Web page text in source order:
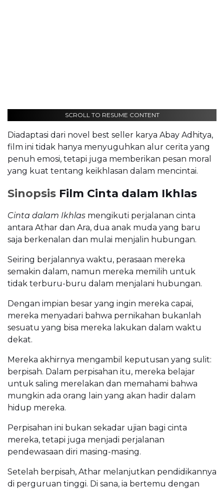
SCROLL TO RESUME CONTENT
Diadaptasi dari novel best seller karya Abay Adhitya,
film ini tidak hanya menyuguhkan alur cerita yang
penuh emosi, tetapi juga memberikan pesan moral
yang kuat tentang keikhlasan dalam mencintai.
Sinopsis Film Cinta dalam Ikhlas
Cinta dalam Ikhlas mengikuti perjalanan cinta
antara Athar dan Ara, dua anak muda yang baru
saja berkenalan dan mulai menjalin hubungan.
Seiring berjalannya waktu, perasaan mereka
semakin dalam, namun mereka memilih untuk
tidak terburu-buru dalam menjalani hubungan.
Dengan impian besar yang ingin mereka capai,
mereka menyadari bahwa pernikahan bukanlah
sesuatu yang bisa mereka lakukan dalam waktu
dekat.
Mereka akhirnya mengambil keputusan yang sulit:
berpisah. Dalam perpisahan itu, mereka belajar
untuk saling merelakan dan memahami bahwa
mungkin ada orang lain yang akan hadir dalam
hidup mereka.
Perpisahan ini bukan sekadar ujian bagi cinta
mereka, tetapi juga menjadi perjalanan
pendewasaan diri masing-masing.
Setelah berpisah, Athar melanjutkan pendidikannya
di perguruan tinggi. Di sana, ia bertemu dengan